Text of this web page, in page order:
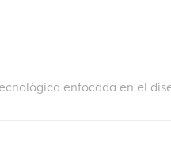
enfocada en el